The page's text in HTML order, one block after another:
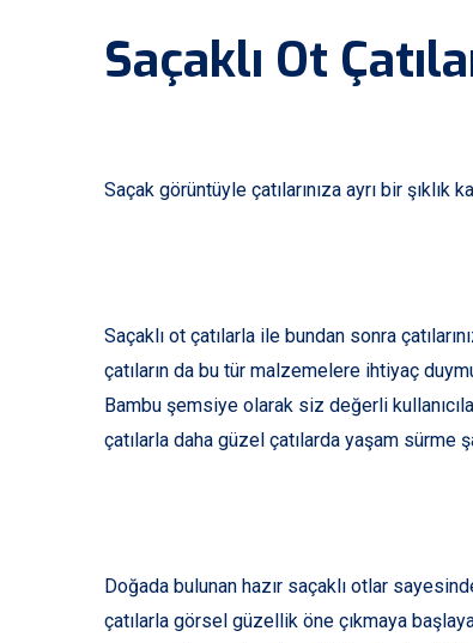
Saçaklı Ot
Saçak görüntüyle çatılarınıza ayrı bir
Saçaklı ot çatılarla ile bundan sonra
çatıların da bu tür malzemelere ihtiyaç
Bambu şemsiye olarak siz değerli
çatılarla daha güzel çatılarda yaşam sürme
Doğada bulunan hazır saçaklı otlar
çatılarla görsel güzellik öne çıkmaya